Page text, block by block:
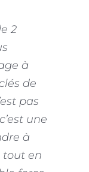
2
à
de
pas
une
à
tout en